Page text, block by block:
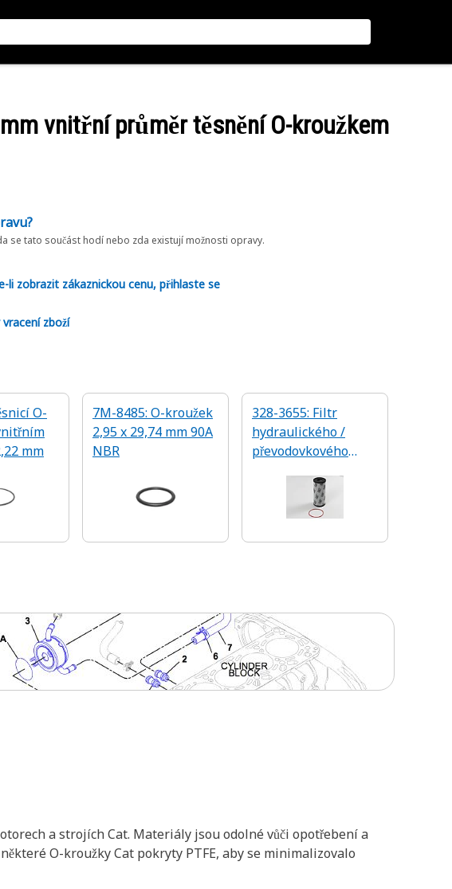
vnitřní průměr těsnění O-kroužkem
se tato součást hodí nebo zda existují možnosti opravy.
li zobrazit zákaznickou cenu, přihlaste se
vracení zboží
O-
mm
7M-8485: O-kroužek
2,95 x 29,74 mm 90A
NBR
328-3655: Filtr
hydraulického /
převodovkového
a strojích Cat. Materiály jsou odolné vůči opotřebení a
O-kroužky Cat pokryty PTFE, aby se minimalizovalo